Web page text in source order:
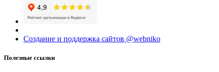
Создание и поддержка сайтов @webniko
Полезные ссылки